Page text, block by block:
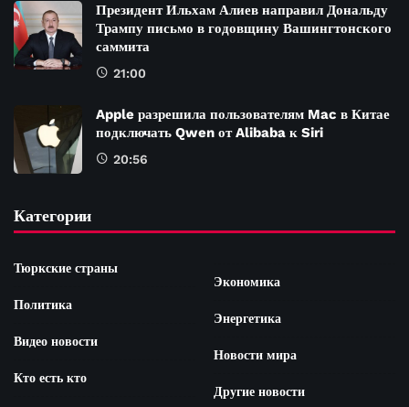
Президент Ильхам Алиев направил Дональду
Трампу письмо в годовщину Вашингтонского
саммита
21:00
Apple разрешила пользователям Mac в Китае
подключать Qwen от Alibaba к Siri
20:56
Категории
Тюркские страны
Политика
Видео новости
Кто есть кто
Экономика
Энергетика
Новости мира
Другие новости